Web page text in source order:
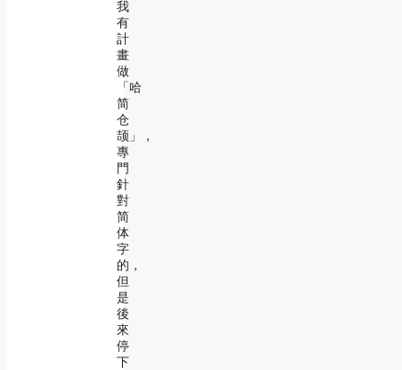
我
有
計
畫
做
「哈
简
仓
颉」，
專
門
針
對
简
体
字
的，
但
是
後
來
停
下